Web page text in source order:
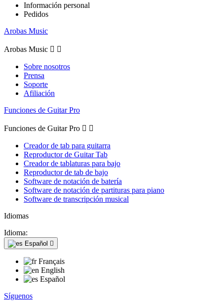
Información personal
Pedidos
Arobas Music
Arobas Music  
Sobre nosotros
Prensa
Soporte
Afiliación
Funciones de Guitar Pro
Funciones de Guitar Pro  
Creador de tab para guitarra
Reproductor de Guitar Tab
Creador de tablaturas para bajo
Reproductor de tab de bajo
Software de notación de batería
Software de notación de partituras para piano
Software de transcripción musical
Idiomas
Idioma:
Español 
Français
English
Español
Síguenos